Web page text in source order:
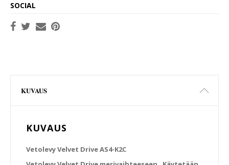
SOCIAL
KUVAUS
KUVAUS
Vetolevy Velvet Drive AS4-K2C